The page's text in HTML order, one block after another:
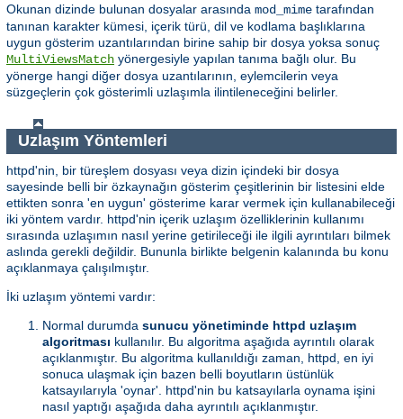
Okunan dizinde bulunan dosyalar arasında mod_mime tarafından
tanınan karakter kümesi, içerik türü, dil ve kodlama başlıklarına
uygun gösterim uzantılarından birine sahip bir dosya yoksa sonuç
MultiViewsMatch yönergesiyle yapılan tanıma bağlı olur. Bu
yönerge hangi diğer dosya uzantılarının, eylemcilerin veya
süzgeçlerin çok gösterimli uzlaşımla ilintileneceğini belirler.
Uzlaşım Yöntemleri
httpd'nin, bir türeşlem dosyası veya dizin içindeki bir dosya
sayesinde belli bir özkaynağın gösterim çeşitlerinin bir listesini elde
ettikten sonra 'en uygun' gösterime karar vermek için kullanabileceği
iki yöntem vardır. httpd'nin içerik uzlaşım özelliklerinin kullanımı
sırasında uzlaşımın nasıl yerine getirileceği ile ilgili ayrıntıları bilmek
aslında gerekli değildir. Bununla birlikte belgenin kalanında bu konu
açıklanmaya çalışılmıştır.
İki uzlaşım yöntemi vardır:
Normal durumda sunucu yönetiminde httpd uzlaşım
algoritması kullanılır. Bu algoritma aşağıda ayrıntılı olarak
açıklanmıştır. Bu algoritma kullanıldığı zaman, httpd, en iyi
sonuca ulaşmak için bazen belli boyutların üstünlük
katsayılarıyla 'oynar'. httpd'nin bu katsayılarla oynama işini
nasıl yaptığı aşağıda daha ayrıntılı açıklanmıştır.